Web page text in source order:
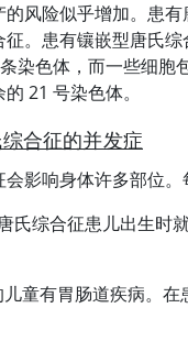
的风险似乎增加。患
征。患有镶嵌型唐氏
染色体，而一些细胞
21 号染色体。
合征的并发症
影响身体许多部位。
氏综合征患儿出生时
童有胃肠道疾病。在